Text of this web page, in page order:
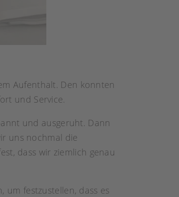
Aufenthalt. Den konnten
und Service.
und ausgeruht. Dann
uns nochmal die
dass wir ziemlich genau
um festzustellen, dass es